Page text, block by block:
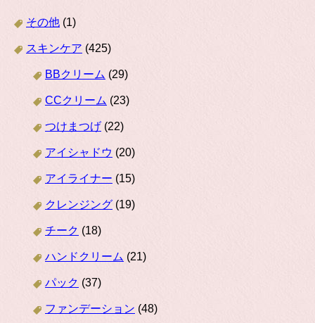
その他 (1)
スキンケア (425)
BBクリーム (29)
CCクリーム (23)
つけまつげ (22)
アイシャドウ (20)
アイライナー (15)
クレンジング (19)
チーク (18)
ハンドクリーム (21)
パック (37)
ファンデーション (48)